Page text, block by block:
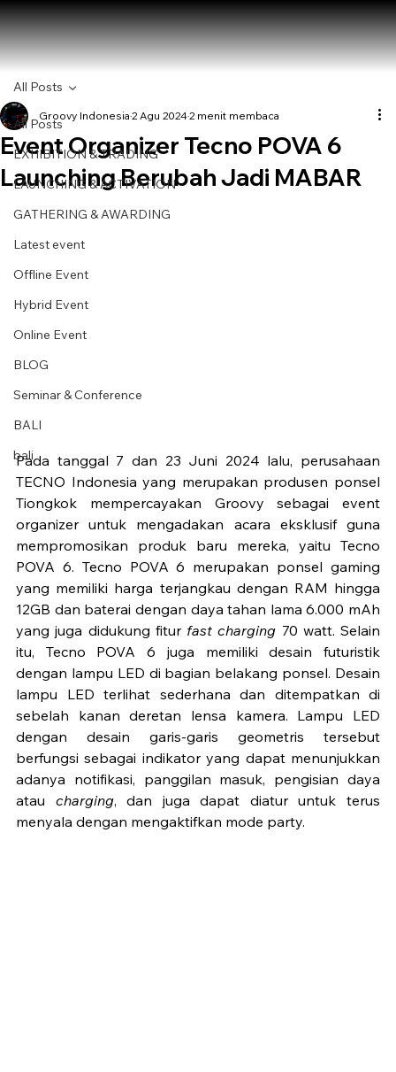
All Posts
EXHIBITION & TRADING
LAUNCHING & ACTIVATION
GATHERING & AWARDING
Latest event
Offline Event
Hybrid Event
Online Event
BLOG
Seminar & Conference
BALI
bali
All Posts
Event Organizer Tecno POVA 6
Launching Berubah Jadi MABAR
Groovy Indonesia 2 Agu 20242 menit membaca
Pada tanggal 7 dan 23 Juni 2024 lalu, perusahaan
TECNO Indonesia yang merupakan produsen ponsel
Tiongkok mempercayakan Groovy sebagai event
organizer untuk mengadakan acara eksklusif guna
mempromosikan produk baru mereka, yaitu Tecno
POVA 6. Tecno POVA 6 merupakan ponsel gaming
yang memiliki harga terjangkau dengan RAM hingga
12GB dan baterai dengan daya tahan lama 6.000 mAh
yang juga didukung fitur fast charging 70 watt. Selain
itu, Tecno POVA 6 juga memiliki desain futuristik
dengan lampu LED di bagian belakang ponsel. Desain
lampu LED terlihat sederhana dan ditempatkan di
sebelah kanan deretan lensa kamera. Lampu LED
dengan desain garis-garis geometris tersebut
berfungsi sebagai indikator yang dapat menunjukkan
adanya notifikasi, panggilan masuk, pengisian daya
atau charging, dan juga dapat diatur untuk terus
menyala dengan mengaktifkan mode party.